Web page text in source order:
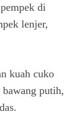
di
lenjer,
kuah cuko
putih,